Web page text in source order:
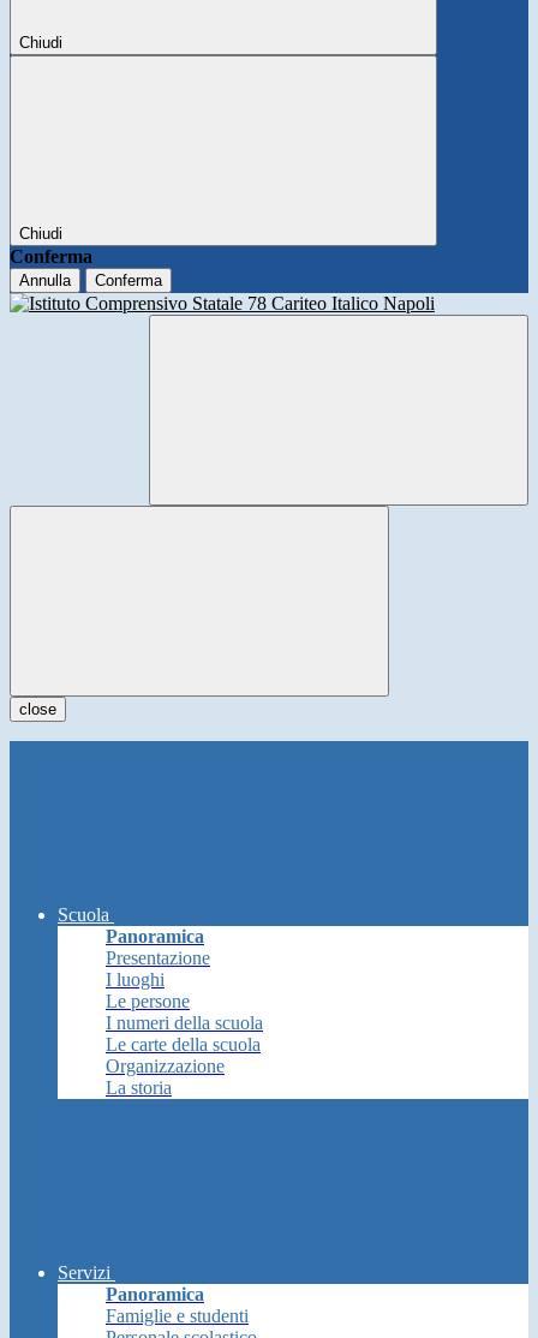
Chiudi
Chiudi
Conferma
Annulla Conferma
close
Scuola
Panoramica
Presentazione
I luoghi
Le persone
I numeri della scuola
Le carte della scuola
Organizzazione
La storia
Servizi
Panoramica
Famiglie e studenti